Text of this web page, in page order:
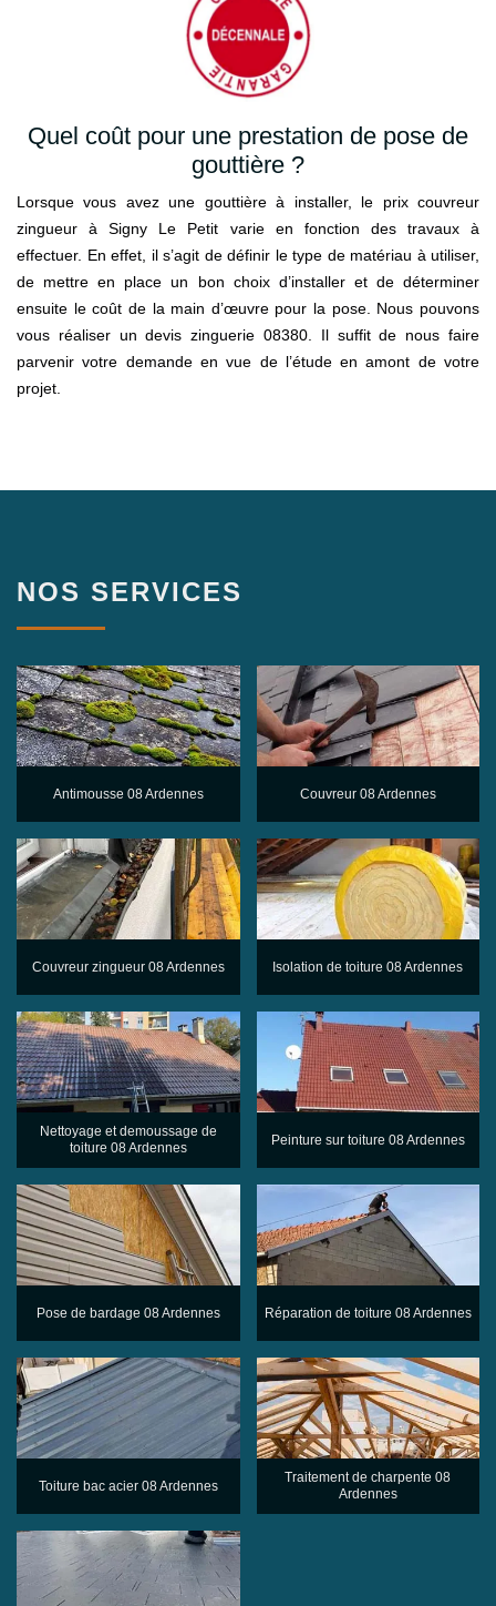
Quel coût pour une prestation de pose de
gouttière ?
Lorsque vous avez une gouttière à installer, le prix couvreur
zingueur à Signy Le Petit varie en fonction des travaux à
effectuer. En effet, il s’agit de définir le type de matériau à utiliser,
de mettre en place un bon choix d’installer et de déterminer
ensuite le coût de la main d’œuvre pour la pose. Nous pouvons
vous réaliser un devis zinguerie 08380. Il suffit de nous faire
parvenir votre demande en vue de l’étude en amont de votre
projet.
NOS SERVICES
Antimousse 08 Ardennes Couvreur 08 Ardennes
Couvreur zingueur 08 Ardennes Isolation de toiture 08 Ardennes
Nettoyage et demoussage de
toiture 08 Ardennes
Peinture sur toiture 08 Ardennes
Pose de bardage 08 Ardennes Réparation de toiture 08 Ardennes
Toiture bac acier 08 Ardennes
Traitement de charpente 08
Ardennes